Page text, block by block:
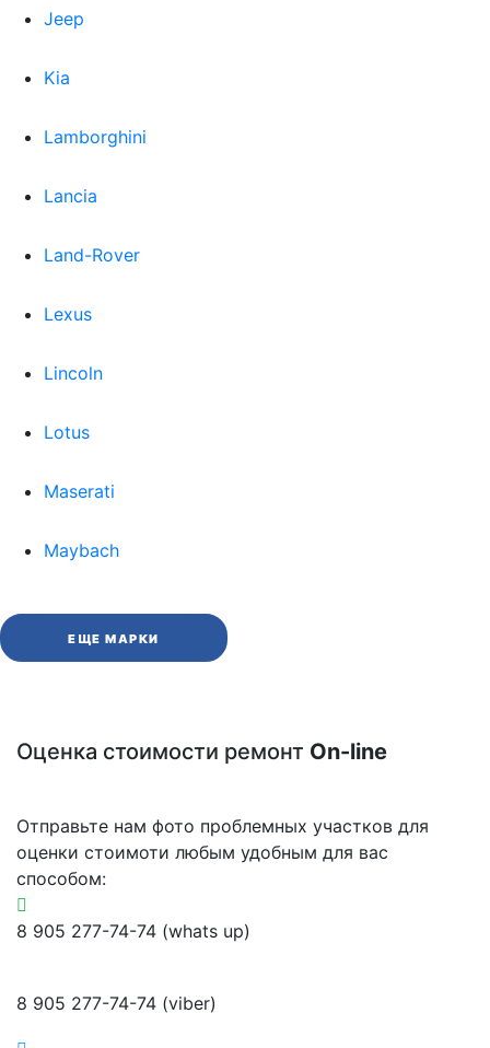
Jeep
Kia
Lamborghini
Lancia
Land-Rover
Lexus
Lincoln
Lotus
Maserati
Maybach
ЕЩЕ МАРКИ
Оценка стоимости ремонт On-line
Отправьте нам фото проблемных участков для
оценки стоимоти любым удобным для вас
способом:
8 905 277-74-74 (whats up)
8 905 277-74-74 (viber)